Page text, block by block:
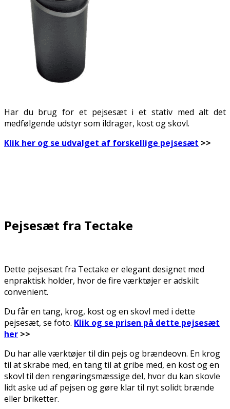
Har du brug for et pejsesæt i et stativ med alt det
medfølgende udstyr som ildrager, kost og skovl.
Klik her og se udvalget af forskellige pejsesæt >>
Pejsesæt fra Tectake
Dette pejsesæt fra Tectake er elegant designet med
enpraktisk holder, hvor de fire værktøjer er adskilt
convenient.
Du får en tang, krog, kost og en skovl med i dette
pejsesæt, se foto. Klik og se prisen på dette pejsesæt
her >>
Du har alle værktøjer til din pejs og brændeovn. En krog
til at skrabe med, en tang til at gribe med, en kost og en
skovl til den rengøringsmæssige del, hvor du kan skovle
lidt aske ud af pejsen og gøre klar til nyt solidt brænde
eller briketter.